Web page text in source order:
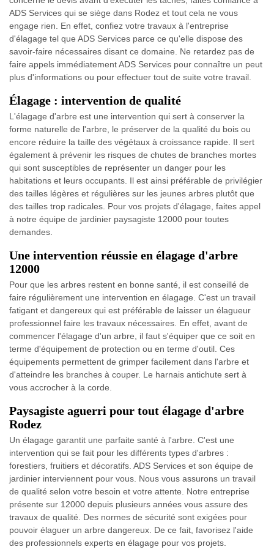
ADS Services qui se siège dans Rodez et tout cela ne vous
engage rien. En effet, confiez votre travaux à l'entreprise
d'élagage tel que ADS Services parce ce qu'elle dispose des
savoir-faire nécessaires disant ce domaine. Ne retardez pas de
faire appels immédiatement ADS Services pour connaître un peut
plus d'informations ou pour effectuer tout de suite votre travail.
Élagage : intervention de qualité
L'élagage d'arbre est une intervention qui sert à conserver la
forme naturelle de l'arbre, le préserver de la qualité du bois ou
encore réduire la taille des végétaux à croissance rapide. Il sert
également à prévenir les risques de chutes de branches mortes
qui sont susceptibles de représenter un danger pour les
habitations et leurs occupants. Il est ainsi préférable de privilégier
des tailles légères et régulières sur les jeunes arbres plutôt que
des tailles trop radicales. Pour vos projets d'élagage, faites appel
à notre équipe de jardinier paysagiste 12000 pour toutes
demandes.
Une intervention réussie en élagage d'arbre
12000
Pour que les arbres restent en bonne santé, il est conseillé de
faire régulièrement une intervention en élagage. C'est un travail
fatigant et dangereux qui est préférable de laisser un élagueur
professionnel faire les travaux nécessaires. En effet, avant de
commencer l'élagage d'un arbre, il faut s'équiper que ce soit en
terme d'équipement de protection ou en terme d'outil. Ces
équipements permettent de grimper facilement dans l'arbre et
d'atteindre les branches à couper. Le harnais antichute sert à
vous accrocher à la corde.
Paysagiste aguerri pour tout élagage d'arbre
Rodez
Un élagage garantit une parfaite santé à l'arbre. C'est une
intervention qui se fait pour les différents types d'arbres :
forestiers, fruitiers et décoratifs. ADS Services et son équipe de
jardinier interviennent pour vous. Nous vous assurons un travail
de qualité selon votre besoin et votre attente. Notre entreprise
présente sur 12000 depuis plusieurs années vous assure des
travaux de qualité. Des normes de sécurité sont exigées pour
pouvoir élaguer un arbre dangereux. De ce fait, favorisez l'aide
des professionnels experts en élagage pour vos projets.